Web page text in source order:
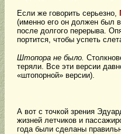
Если же говорить серьезно,
(именно его он должен был
после долгого перерыва.
портится, чтобы успеть
Штопора не было.
теряли. Все эти версии
«штопорной» версии).
А вот с точкой зрения
жизней летчиков и
года были сделаны